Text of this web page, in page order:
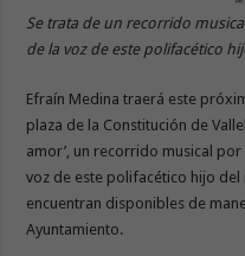
Se trata de un recorrido
de la voz de este polifacético
Efraín Medina traerá este
plaza de la Constitución de
amor’, un recorrido musical
voz de este polifacético hijo del
encuentran disponibles de
Ayuntamiento.